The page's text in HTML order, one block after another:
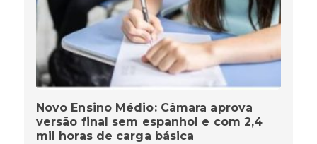
Novo Ensino Médio: Câmara aprova
versão final sem espanhol e com 2,4
mil horas de carga básica